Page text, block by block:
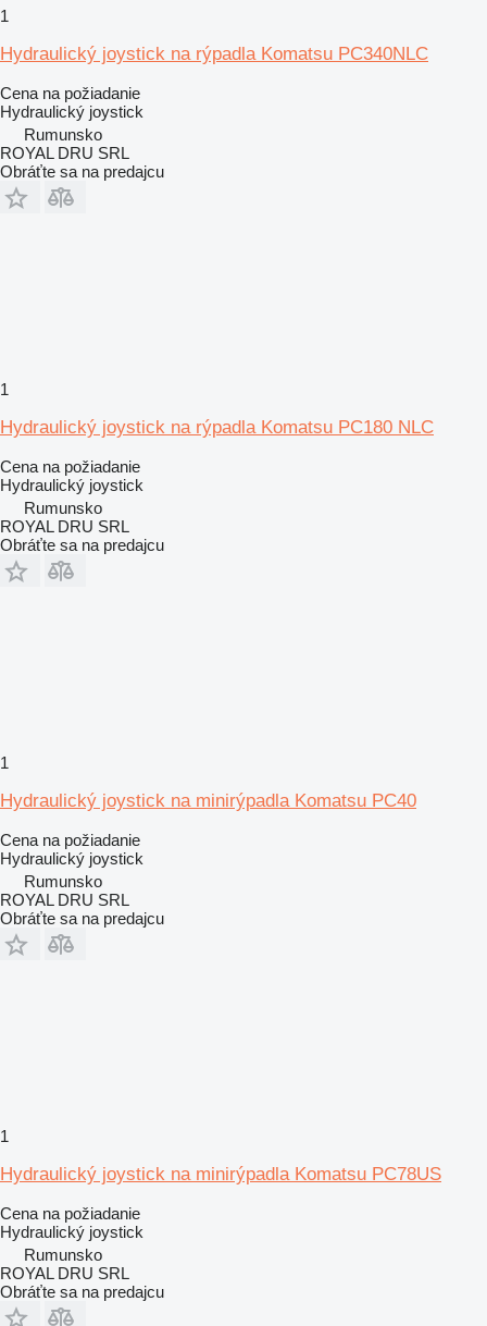
1
Hydraulický joystick na rýpadla Komatsu PC340NLC
Cena na požiadanie
Hydraulický joystick
Rumunsko
ROYAL DRU SRL
Obráťte sa na predajcu
1
Hydraulický joystick na rýpadla Komatsu PC180 NLC
Cena na požiadanie
Hydraulický joystick
Rumunsko
ROYAL DRU SRL
Obráťte sa na predajcu
1
Hydraulický joystick na minirýpadla Komatsu PC40
Cena na požiadanie
Hydraulický joystick
Rumunsko
ROYAL DRU SRL
Obráťte sa na predajcu
1
Hydraulický joystick na minirýpadla Komatsu PC78US
Cena na požiadanie
Hydraulický joystick
Rumunsko
ROYAL DRU SRL
Obráťte sa na predajcu